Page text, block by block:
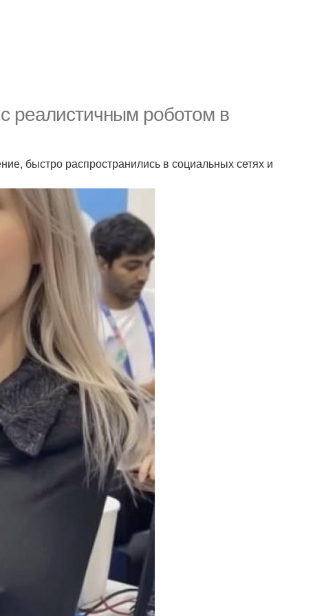
реалистичным роботом в
быстро распространились в социальных сетях и